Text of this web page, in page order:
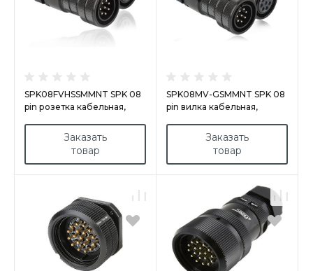
SPK08FVHSSMMNT SPK 08
pin розетка кабельная,
серебро, под пайку,
фиксирующим кольцом, d
Заказать
товар
SPK08MV-GSMMNT SPK 08
pin вилка кабельная,
золото, под пайку, d
Заказать
товар